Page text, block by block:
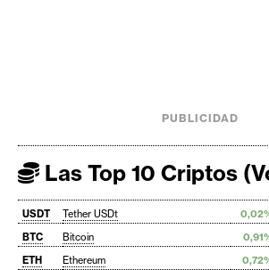
PUBLICIDAD
Las Top 10 Criptos
USDT Tether USDt
BTC
Bitcoin
ETH
Ethereum